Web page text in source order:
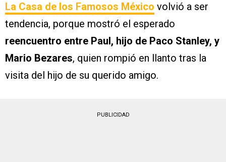
La Casa de los Famosos México volvió a ser
tendencia, porque mostró el esperado
reencuentro entre Paul, hijo de Paco Stanley, y
Mario Bezares, quien rompió en llanto tras la
visita del hijo de su querido amigo.
PUBLICIDAD